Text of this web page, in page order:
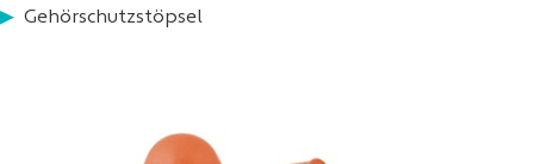
Gehörschutzstöpsel